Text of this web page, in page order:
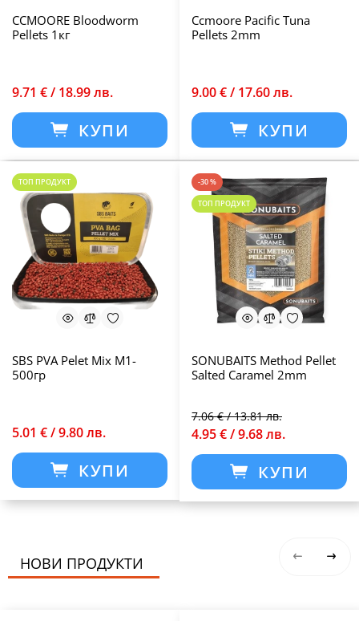
CCMOORE Bloodworm
Pellets 1кг
9.71 € / 18.99 лв.
КУПИ
Ccmoore Pacific Tuna
Pellets 2mm
9.00 € / 17.60 лв.
КУПИ
ТОП ПРОДУКТ
SBS PVA Pelet Mix M1-
500гр
5.01 € / 9.80 лв.
КУПИ
-30 %
ТОП ПРОДУКТ
SONUBAITS Method Pellet
Salted Caramel 2mm
7.06 € / 13.81 лв.
4.95 € / 9.68 лв.
КУПИ
НОВИ ПРОДУКТИ